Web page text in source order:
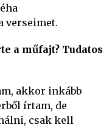
verseimet.
a műfajt? Tudatos
akkor inkább
írtam, de
csak kell